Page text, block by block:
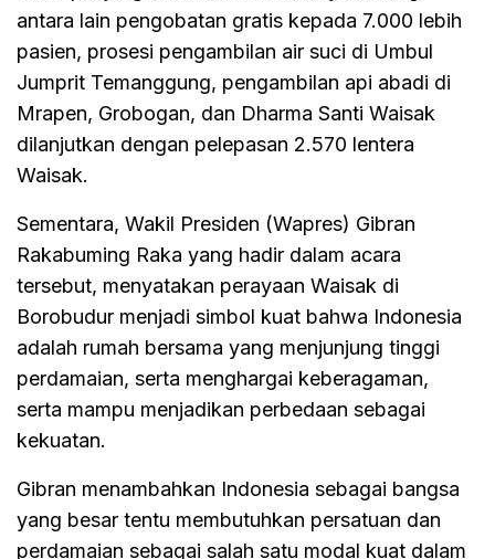
antara lain pengobatan gratis kepada 7.000 lebih
pasien, prosesi pengambilan air suci di Umbul
Jumprit Temanggung, pengambilan api abadi di
Mrapen, Grobogan, dan Dharma Santi Waisak
dilanjutkan dengan pelepasan 2.570 lentera
Waisak.
Sementara, Wakil Presiden (Wapres) Gibran
Rakabuming Raka yang hadir dalam acara
tersebut, menyatakan perayaan Waisak di
Borobudur menjadi simbol kuat bahwa Indonesia
adalah rumah bersama yang menjunjung tinggi
perdamaian, serta menghargai keberagaman,
serta mampu menjadikan perbedaan sebagai
kekuatan.
Gibran menambahkan Indonesia sebagai bangsa
yang besar tentu membutuhkan persatuan dan
perdamaian sebagai salah satu modal kuat dalam